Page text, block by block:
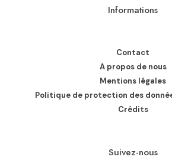
Informations
Contact
A propos de nous
Mentions légales
Politique de protection des
Crédits
Suivez-nous